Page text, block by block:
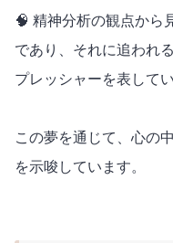
🧠 精神分析の観点から
であり、それに追われ
プレッシャーを表してい
この夢を通じて、心の
を示唆しています。